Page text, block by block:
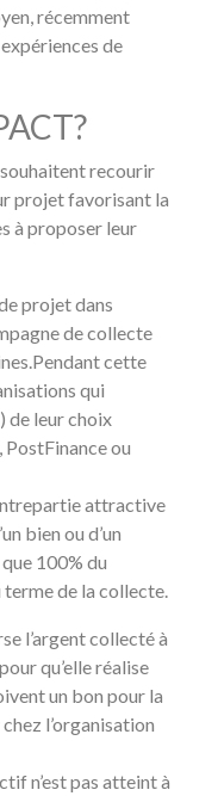
récemment
de
recourir
projet favorisant la
à proposer leur
projet dans
de collecte
cette
qui
de leur choix
ou
attractive
bien ou d’un
100% du
de la collecte.
l’argent collecté à
qu’elle réalise
un bon pour la
l’organisation
n’est pas atteint à